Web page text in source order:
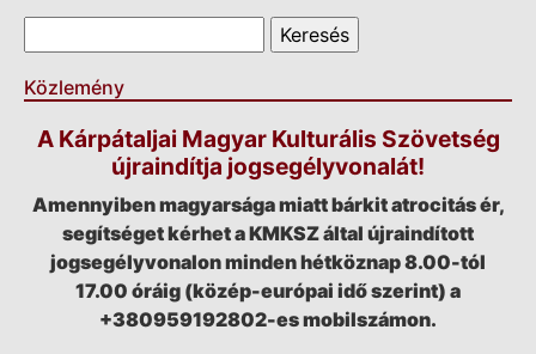
Keresés űrlap
Keresés
Közlemény
A Kárpátaljai Magyar Kulturális Szövetség
újraindítja jogsegélyvonalát!
Amennyiben magyarsága miatt bárkit atrocitás ér,
segítséget kérhet a KMKSZ által újraindított
jogsegélyvonalon minden hétköznap 8.00-tól
17.00 óráig (közép-európai idő szerint) a
+380959192802-es mobilszámon.